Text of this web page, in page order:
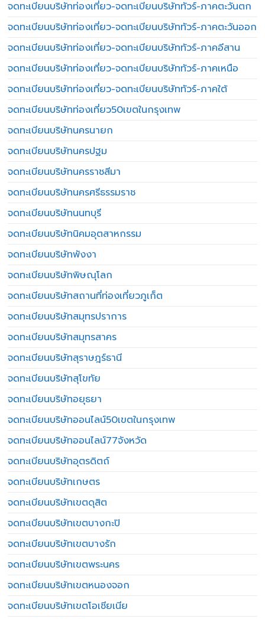
จดทะเบียนบริษัทท่องเที่ยว-จดทะเบียนบริษัททัวร์-ภาคตะวันตก
จดทะเบียนบริษัทท่องเที่ยว-จดทะเบียนบริษัททัวร์-ภาคตะวันออก
จดทะเบียนบริษัทท่องเที่ยว-จดทะเบียนบริษัททัวร์-ภาคอีสาน
จดทะเบียนบริษัทท่องเที่ยว-จดทะเบียนบริษัททัวร์-ภาคเหนือ
จดทะเบียนบริษัทท่องเที่ยว-จดทะเบียนบริษัททัวร์-ภาคใต้
จดทะเบียนบริษัทท่องเที่ยว50เขตในกรุงเทพ
จดทะเบียนบริษัทนครนายก
จดทะเบียนบริษัทนครปฐม
จดทะเบียนบริษัทนครราชสีมา
จดทะเบียนบริษัทนครศรีธรรมราช
จดทะเบียนบริษัทนนทบุรี
จดทะเบียนบริษัทนิคมอุตสาหกรรม
จดทะเบียนบริษัทพังงา
จดทะเบียนบริษัทพิษณุโลก
จดทะเบียนบริษัทสถานที่ท่องเที่ยวภูเก็ต
จดทะเบียนบริษัทสมุทรปราการ
จดทะเบียนบริษัทสมุทรสาคร
จดทะเบียนบริษัทสุราษฎร์ธานี
จดทะเบียนบริษัทสุโขทัย
จดทะเบียนบริษัทอยุธยา
จดทะเบียนบริษัทออนไลน์50เขตในกรุงเทพ
จดทะเบียนบริษัทออนไลน์77จังหวัด
จดทะเบียนบริษัทอุตรดิตถ์
จดทะเบียนบริษัทเกษตร
จดทะเบียนบริษัทเขตดุสิต
จดทะเบียนบริษัทเขตบางกะปิ
จดทะเบียนบริษัทเขตบางรัก
จดทะเบียนบริษัทเขตพระนคร
จดทะเบียนบริษัทเขตหนองจอก
จดทะเบียนบริษัทเขตโอเชียเนีย